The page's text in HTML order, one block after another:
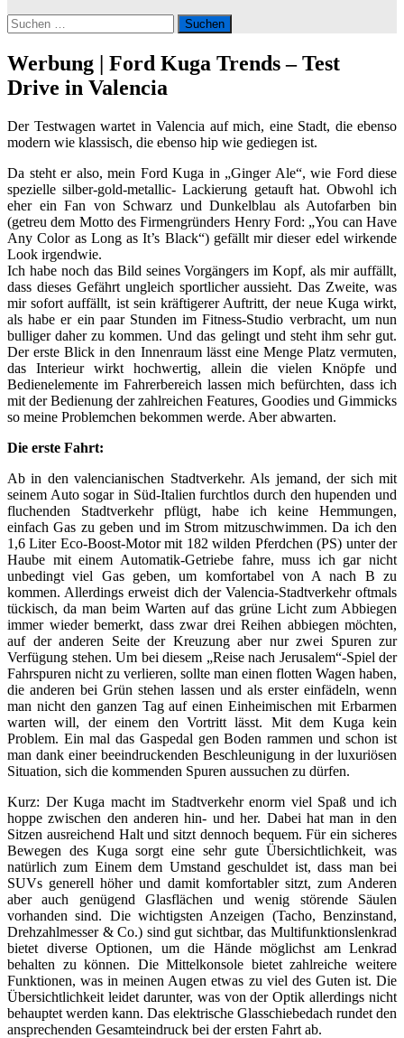
Suchen
nach:
Werbung | Ford Kuga Trends – Test
Drive in Valencia
Der Testwagen wartet in Valencia auf mich, eine Stadt, die ebenso
modern wie klassisch, die ebenso hip wie gediegen ist.
Da steht er also, mein Ford Kuga in „Ginger Ale“, wie Ford diese
spezielle silber-gold-metallic- Lackierung getauft hat. Obwohl ich
eher ein Fan von Schwarz und Dunkelblau als Autofarben bin
(getreu dem Motto des Firmengründers Henry Ford: „You can Have
Any Color as Long as It’s Black“) gefällt mir dieser edel wirkende
Look irgendwie.
Ich habe noch das Bild seines Vorgängers im Kopf, als mir auffällt,
dass dieses Gefährt ungleich sportlicher aussieht. Das Zweite, was
mir sofort auffällt, ist sein kräftigerer Auftritt, der neue Kuga wirkt,
als habe er ein paar Stunden im Fitness-Studio verbracht, um nun
bulliger daher zu kommen. Und das gelingt und steht ihm sehr gut.
Der erste Blick in den Innenraum lässt eine Menge Platz vermuten,
das Interieur wirkt hochwertig, allein die vielen Knöpfe und
Bedienelemente im Fahrerbereich lassen mich befürchten, dass ich
mit der Bedienung der zahlreichen Features, Goodies und Gimmicks
so meine Problemchen bekommen werde. Aber abwarten.
Die erste Fahrt:
Ab in den valencianischen Stadtverkehr. Als jemand, der sich mit
seinem Auto sogar in Süd-Italien furchtlos durch den hupenden und
fluchenden Stadtverkehr pflügt, habe ich keine Hemmungen,
einfach Gas zu geben und im Strom mitzuschwimmen. Da ich den
1,6 Liter Eco-Boost-Motor mit 182 wilden Pferdchen (PS) unter der
Haube mit einem Automatik-Getriebe fahre, muss ich gar nicht
unbedingt viel Gas geben, um komfortabel von A nach B zu
kommen. Allerdings erweist dich der Valencia-Stadtverkehr oftmals
tückisch, da man beim Warten auf das grüne Licht zum Abbiegen
immer wieder bemerkt, dass zwar drei Reihen abbiegen möchten,
auf der anderen Seite der Kreuzung aber nur zwei Spuren zur
Verfügung stehen. Um bei diesem „Reise nach Jerusalem“-Spiel der
Fahrspuren nicht zu verlieren, sollte man einen flotten Wagen haben,
die anderen bei Grün stehen lassen und als erster einfädeln, wenn
man nicht den ganzen Tag auf einen Einheimischen mit Erbarmen
warten will, der einem den Vortritt lässt. Mit dem Kuga kein
Problem. Ein mal das Gaspedal gen Boden rammen und schon ist
man dank einer beeindruckenden Beschleunigung in der luxuriösen
Situation, sich die kommenden Spuren aussuchen zu dürfen.
Kurz: Der Kuga macht im Stadtverkehr enorm viel Spaß und ich
hoppe zwischen den anderen hin- und her. Dabei hat man in den
Sitzen ausreichend Halt und sitzt dennoch bequem. Für ein sicheres
Bewegen des Kuga sorgt eine sehr gute Übersichtlichkeit, was
natürlich zum Einem dem Umstand geschuldet ist, dass man bei
SUVs generell höher und damit komfortabler sitzt, zum Anderen
aber auch genügend Glasflächen und wenig störende Säulen
vorhanden sind. Die wichtigsten Anzeigen (Tacho, Benzinstand,
Drehzahlmesser & Co.) sind gut sichtbar, das Multifunktionslenkrad
bietet diverse Optionen, um die Hände möglichst am Lenkrad
behalten zu können. Die Mittelkonsole bietet zahlreiche weitere
Funktionen, was in meinen Augen etwas zu viel des Guten ist. Die
Übersichtlichkeit leidet darunter, was von der Optik allerdings nicht
behauptet werden kann. Das elektrische Glasschiebedach rundet den
ansprechenden Gesamteindruck bei der ersten Fahrt ab.